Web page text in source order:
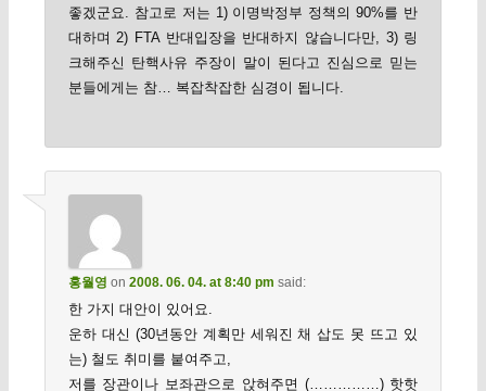
좋겠군요. 참고로 저는 1) 이명박정부 정책의 90%를 반
대하며 2) FTA 반대입장을 반대하지 않습니다만, 3) 링
크해주신 탄핵사유 주장이 말이 된다고 진심으로 믿는
분들에게는 참… 복잡착잡한 심경이 됩니다.
홍월영 on 2008. 06. 04. at 8:40 pm said:
한 가지 대안이 있어요.
운하 대신 (30년동안 계획만 세워진 채 삽도 못 뜨고 있
는) 철도 취미를 붙여주고,
저를 장관이나 보좌관으로 앉혀주면 (……………) 핫핫